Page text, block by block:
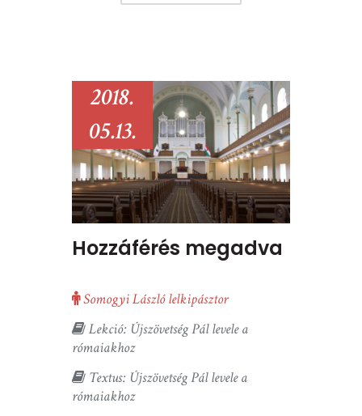
Hozzáférés megadva
2018.
05.13.
Somogyi László lelkipásztor
Lekció: Újszövetség Pál levele a
rómaiakhoz
Textus: Újszövetség Pál levele a
rómaiakhoz